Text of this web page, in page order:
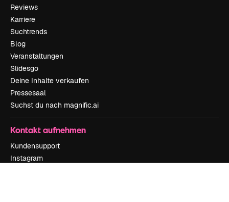
Reviews
Karriere
Suchtrends
Blog
Veranstaltungen
Slidesgo
Deine Inhalte verkaufen
Pressesaal
Suchst du nach magnific.ai
Kontakt aufnehmen
Kundensupport
Instagram